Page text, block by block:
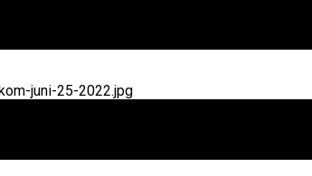
juni-25-2022.jpg